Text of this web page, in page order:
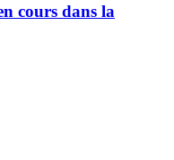
cours dans la